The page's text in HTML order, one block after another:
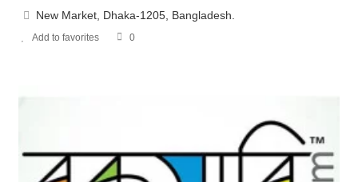
New Market, Dhaka-1205, Bangladesh.
Add to favorites 0